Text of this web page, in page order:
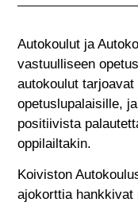
Autokoulut ja
vastuulliseen
autokoulut
opetuslupalaisille,
positiivista
oppilailtakin.
Koiviston
ajokorttia